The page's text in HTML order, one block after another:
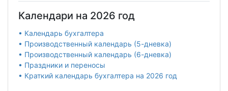
Календари на 2026 год
• Календарь бухгалтера
• Производственный календарь (5-дневка)
• Производственный календарь (6-дневка)
• Праздники и переносы
• Краткий календарь бухгалтера на 2026 год